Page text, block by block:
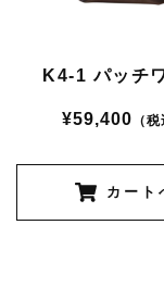
K4-1 パッチ
¥59,400 （税
カート